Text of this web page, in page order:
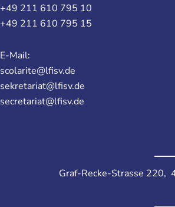
+49 211 610 795 10
+49 211 610 795 15
E-Mail:
scolarite@lfisv.de
sekretariat@lfisv.de
secretariat@lfisv.de
Graf-Recke-Strasse 220,